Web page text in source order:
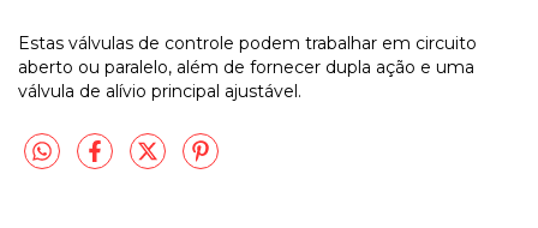
Estas válvulas de controle podem trabalhar em circuito
aberto ou paralelo, além de fornecer dupla ação e uma
válvula de alívio principal ajustável.